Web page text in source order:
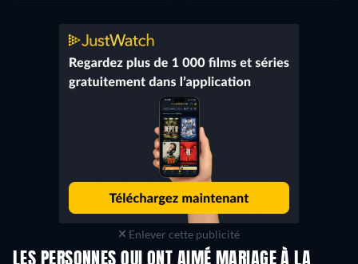
Enlever cette publicité
LES PERSONNES QUI ONT AIMÉ MARIAGE À LA